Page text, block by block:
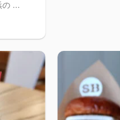
の ...